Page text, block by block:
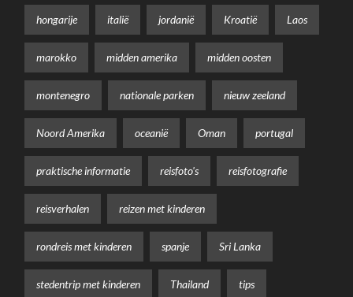
hongarije italië jordanië Kroatië Laos
marokko midden amerika midden oosten
montenegro nationale parken nieuw zeeland
Noord Amerika oceanië Oman portugal
praktische informatie reisfoto's reisfotografie
reisverhalen reizen met kinderen
rondreis met kinderen spanje Sri Lanka
stedentrip met kinderen Thailand tips